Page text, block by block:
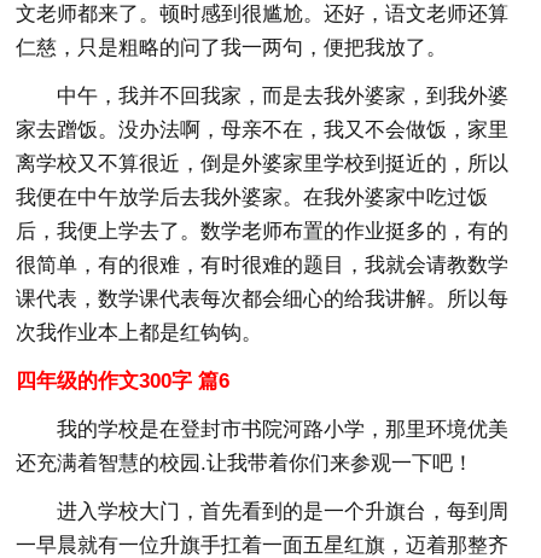
文老师都来了。顿时感到很尴尬。还好，语文老师还算
仁慈，只是粗略的问了我一两句，便把我放了。
中午，我并不回我家，而是去我外婆家，到我外婆
家去蹭饭。没办法啊，母亲不在，我又不会做饭，家里
离学校又不算很近，倒是外婆家里学校到挺近的，所以
我便在中午放学后去我外婆家。在我外婆家中吃过饭
后，我便上学去了。数学老师布置的作业挺多的，有的
很简单，有的很难，有时很难的题目，我就会请教数学
课代表，数学课代表每次都会细心的给我讲解。所以每
次我作业本上都是红钩钩。
四年级的作文300字 篇6
我的学校是在登封市书院河路小学，那里环境优美
还充满着智慧的校园.让我带着你们来参观一下吧！
进入学校大门，首先看到的是一个升旗台，每到周
一早晨就有一位升旗手扛着一面五星红旗，迈着那整齐